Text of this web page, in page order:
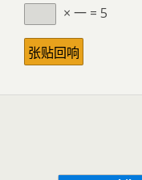
× 一 = 5